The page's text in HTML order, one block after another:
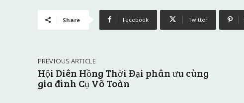
Share Facebook Twitter
PREVIOUS ARTICLE
Hội Diên Hồng Thời Đại phân ưu cùng
gia đình Cụ Võ Toàn